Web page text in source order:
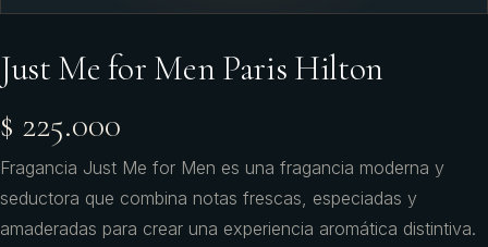
Just Me for Men Paris Hilton
$ 225.000
Fragancia Just Me for Men es una fragancia moderna y
seductora que combina notas frescas, especiadas y
amaderadas para crear una experiencia aromática distintiva.